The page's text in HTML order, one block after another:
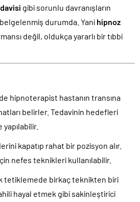
gibi sorunlu davranışların
durumda. Yani hipnoz
değil, oldukça yararlı bir tıbbi
hipnoterapist hastanın transına
belirler. Tedavinin hedefleri
kapatıp rahat bir pozisyon alır.
nefes teknikleri kullanılabilir.
tetiklemede birkaç teknikten biri
hayal etmek gibi sakinleştirici